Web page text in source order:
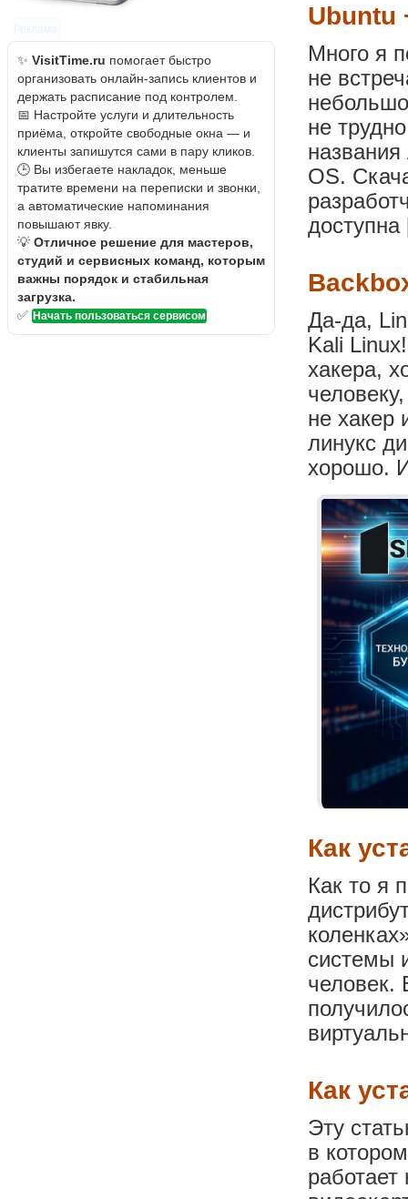
Ubuntu
Много я
не
не
OS.
Да-да,
Kali
хакера,
не хакер
линукс
хорошо.
Как
Как то я
системы
человек.
Как
Эту
в
✨ VisitTime.ru помогает быстро
организовать онлайн-запись клиентов и
держать расписание под контролем.
📅 Настройте услуги и длительность
приёма, откройте свободные окна — и
клиенты запишутся сами в пару кликов.
🕒 Вы избегаете накладок, меньше
тратите времени на переписки и звонки,
а автоматические напоминания
повышают явку.
💡 Отличное решение для мастеров,
студий и сервисных команд, которым
важны порядок и стабильная
загрузка.
✅ Начать пользоваться сервисом